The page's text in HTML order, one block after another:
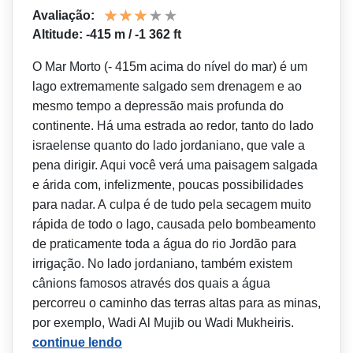
Avaliação:
Altitude: -415 m / -1 362 ft
O Mar Morto (- 415m acima do nível do mar) é um
lago extremamente salgado sem drenagem e ao
mesmo tempo a depressão mais profunda do
continente. Há uma estrada ao redor, tanto do lado
israelense quanto do lado jordaniano, que vale a
pena dirigir. Aqui você verá uma paisagem salgada
e árida com, infelizmente, poucas possibilidades
para nadar. A culpa é de tudo pela secagem muito
rápida de todo o lago, causada pelo bombeamento
de praticamente toda a água do rio Jordão para
irrigação. No lado jordaniano, também existem
cânions famosos através dos quais a água
percorreu o caminho das terras altas para as minas,
por exemplo, Wadi Al Mujib ou Wadi Mukheiris.
continue lendo